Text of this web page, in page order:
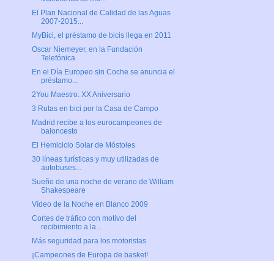
El Plan Nacional de Calidad de las Aguas
2007-2015...
MyBici, el préstamo de bicis llega en 2011
Oscar Niemeyer, en la Fundación
Telefónica
En el Día Europeo sin Coche se anuncia el
préstamo...
2You Maestro. XX Aniversario
3 Rutas en bici por la Casa de Campo
Madrid recibe a los eurocampeones de
baloncesto
El Hemiciclo Solar de Móstoles
30 líneas turísticas y muy utilizadas de
autobuses...
Sueño de una noche de verano de William
Shakespeare
Vídeo de la Noche en Blanco 2009
Cortes de tráfico con motivo del
recibimiento a la...
Más seguridad para los motoristas
¡Campeones de Europa de basket!